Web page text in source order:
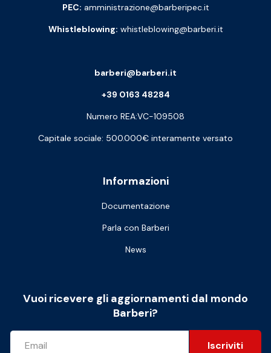
PEC: amministrazione@barberipec.it
Whistleblowing: whistleblowing@barberi.it
Informazioni
Documentazione
Parla con Barberi
News
barberi@barberi.it
+39 0163 48284
Numero REA:VC-109508
Capitale sociale: 500.000€ interamente versato
Vuoi ricevere gli aggiornamenti dal mondo
Barberi?
Iscriviti